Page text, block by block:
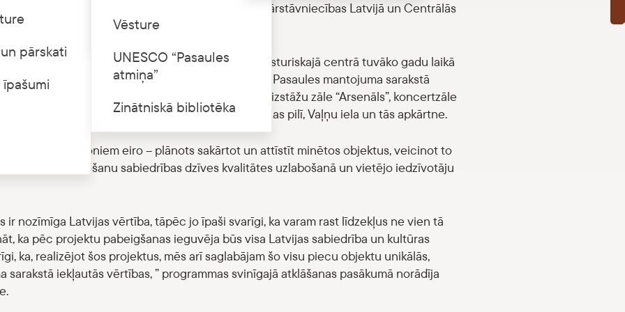
Cenrādis
Vēsture
UNESCO “Pasaules
atmiņa”
Zinātniskā bibliotēka
pārskati
projektu īstenotāji, kā arī Eiropas Komisijas pārstāvniecības Latvijā un Centrālās
Uz LNVM attiecas divi atbalstītie projekti.
ministrijas piesaistīto ERAF finansējumu Rīgas vēsturiskajā centrā tuvāko gadu laikā
mantojuma objekti, kas atrodas UNESCO Pasaules mantojuma sarakstā
centrā: Latvijas Nacionālā mākslas muzeja izstāžu zāle “Arsenāls”, koncertzāle
Nacionālā vēstures muzeja ekspozīcijas Rīgas pilī, Vaļņu iela un tās apkārtne.
– 36,7 miljoniem eiro – plānots sakārtot un attīstīt minētos objektus, veicinot to
izmantošanu sabiedrības dzīves kvalitātes uzlabošanā un vietējo iedzīvotāju
ir nozīmīga Latvijas vērtība, tāpēc jo īpaši svarīgi, ka varam rast līdzekļus ne vien tā
ka pēc projektu pabeigšanas ieguvēja būs visa Latvijas sabiedrība un kultūras
ka, realizējot šos projektus, mēs arī saglabājam šo visu piecu objektu unikālās,
sarakstā iekļautās vērtības, ” programmas svinīgajā atklāšanas pasākumā norādīja